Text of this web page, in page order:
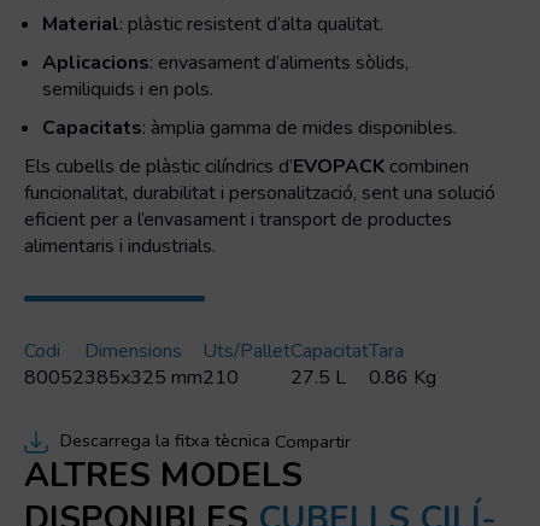
Material: plàstic resistent d’alta qualitat.
Aplicacions: envasament d’aliments sòlids,
semiliquids i en pols.
Capacitats: àmplia gamma de mides disponibles.
Els cubells de plàstic cilíndrics d’EVOPACK combinen
funcionalitat, durabilitat i personalització, sent una solució
eficient per a l’envasament i transport de productes
alimentaris i industrials.
Codi
80052
Dimensions
385x325 mm
Uts/pallet
210
Capacitat
27.5 L
Tara
0.86 Kg
Descarrega la fitxa tècnica Compartir
ALTRES MODELS